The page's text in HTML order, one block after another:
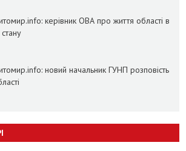
керівник ОВА про життя області в
новий начальник ГУНП розповість